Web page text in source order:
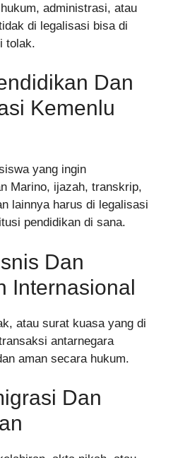
administrasi, atau
di legalisasi bisa di
tolak.
Dan
Kemenlu
yang ingin
Marino, ijazah, transkrip,
lainnya harus di legalisasi
pendidikan di sana.
Dan
Internasional
atau surat kuasa yang di
antarnegara
aman secara hukum.
Dan